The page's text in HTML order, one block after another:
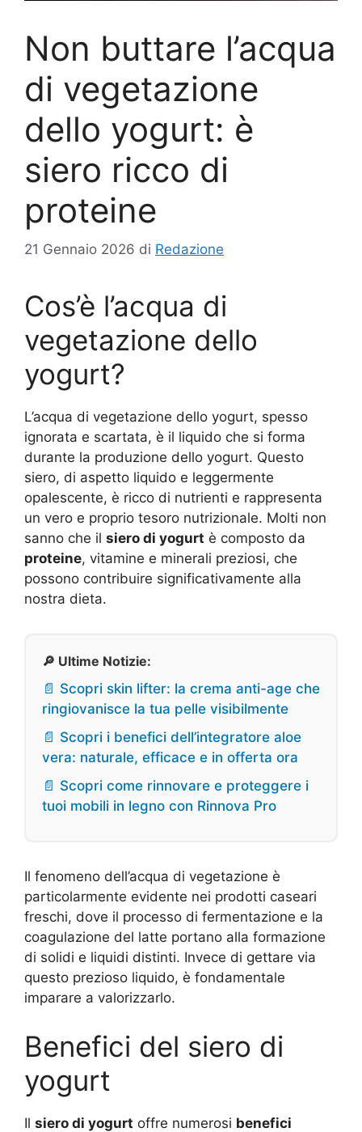
Non buttare l’acqua
di vegetazione
dello yogurt: è
siero ricco di
proteine
21 Gennaio 2026 di Redazione
Cos’è l’acqua di
vegetazione dello
yogurt?
L’acqua di vegetazione dello yogurt, spesso
ignorata e scartata, è il liquido che si forma
durante la produzione dello yogurt. Questo
siero, di aspetto liquido e leggermente
opalescente, è ricco di nutrienti e rappresenta
un vero e proprio tesoro nutrizionale. Molti non
sanno che il siero di yogurt è composto da
proteine, vitamine e minerali preziosi, che
possono contribuire significativamente alla
nostra dieta.
🔎 Ultime Notizie:
📄 Scopri skin lifter: la crema anti-age che
ringiovanisce la tua pelle visibilmente
📄 Scopri i benefici dell’integratore aloe
vera: naturale, efficace e in offerta ora
📄 Scopri come rinnovare e proteggere i
tuoi mobili in legno con Rinnova Pro
Il fenomeno dell’acqua di vegetazione è
particolarmente evidente nei prodotti caseari
freschi, dove il processo di fermentazione e la
coagulazione del latte portano alla formazione
di solidi e liquidi distinti. Invece di gettare via
questo prezioso liquido, è fondamentale
imparare a valorizzarlo.
Benefici del siero di
yogurt
Il siero di yogurt offre numerosi benefici